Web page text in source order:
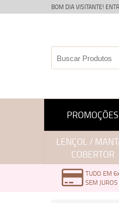
BOM DIA VISITANTE!
PROMOÇÕES
LENÇOL /
COBERTOR
TUDO EM
SEM